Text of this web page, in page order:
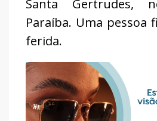
Santa Gertrudes,
Paraíba. Uma pessoa
ferida.